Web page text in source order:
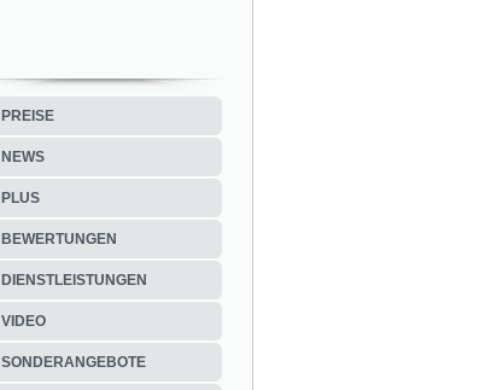
PREISE
NEWS
PLUS
BEWERTUNGEN
DIENSTLEISTUNGEN
VIDEO
SONDERANGEBOTE